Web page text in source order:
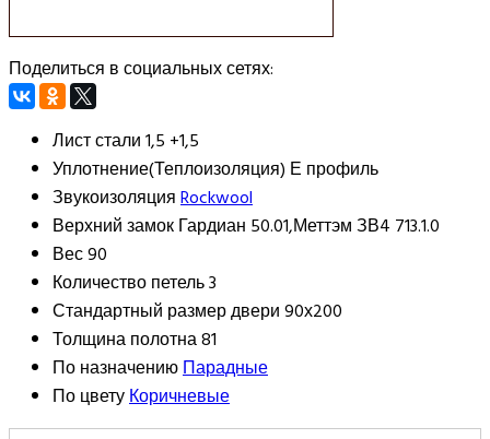
Поделиться в социальных сетях:
Лист стали1,5 +1,5
Уплотнение(Теплоизоляция) Е профиль
ЗвукоизоляцияRockwool
Верхний замокГардиан 50.01,Меттэм ЗВ4 713.1.0
Вес90
Количество петель3
Стандартный размер двери90х200
Толщина полотна81
По назначениюПарадные
По цветуКоричневые